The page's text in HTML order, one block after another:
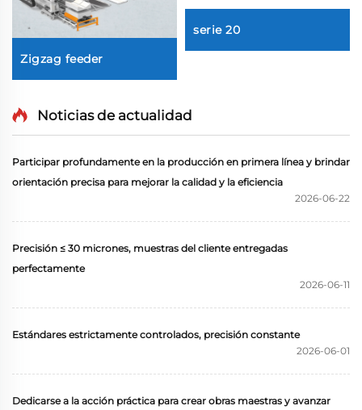
Zigzag feeder
serie 20
Noticias de actualidad
Participar profundamente en la producción en primera línea y brindar
orientación precisa para mejorar la calidad y la eficiencia
2026-06-22
Precisión ≤ 30 micrones, muestras del cliente entregadas
perfectamente
2026-06-11
Estándares estrictamente controlados, precisión constante
2026-06-01
Dedicarse a la acción práctica para crear obras maestras y avanzar